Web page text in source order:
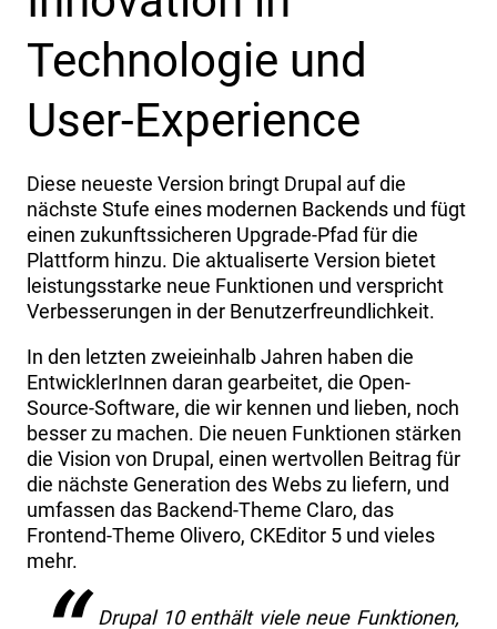
Technologie und
User-Experience
Diese neueste Version bringt Drupal auf die
nächste Stufe eines modernen Backends und fügt
einen zukunftssicheren Upgrade-Pfad für die
Plattform hinzu. Die aktualiserte Version bietet
leistungsstarke neue Funktionen und verspricht
Verbesserungen in der Benutzerfreundlichkeit.
In den letzten zweieinhalb Jahren haben die
EntwicklerInnen daran gearbeitet, die Open-
Source-Software, die wir kennen und lieben, noch
besser zu machen. Die neuen Funktionen stärken
die Vision von Drupal, einen wertvollen Beitrag für
die nächste Generation des Webs zu liefern, und
umfassen das Backend-Theme Claro, das
Frontend-Theme Olivero, CKEditor 5 und vieles
mehr.
Drupal 10 enthält viele neue Funktionen,